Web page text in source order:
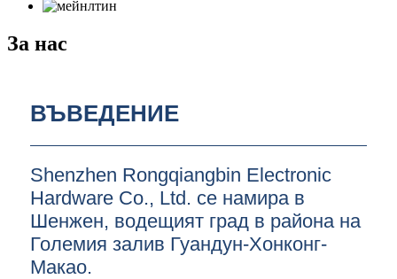
За нас
ВЪВЕДЕНИЕ
Shenzhen Rongqiangbin Electronic
Hardware Co., Ltd. се намира в
Шенжен, водещият град в района на
Големия залив Гуандун-Хонконг-
Макао.